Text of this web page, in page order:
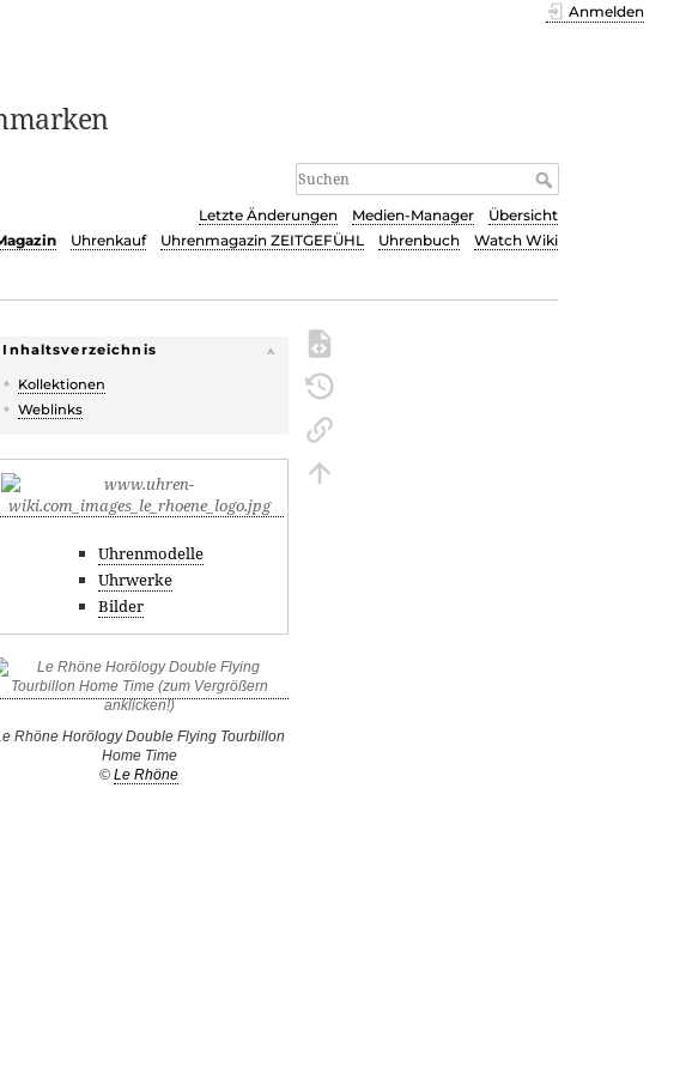
Anmelden
Letzte Änderungen Medien-Manager
Übersicht
Uhrenkauf Uhrenmagazin ZEITGEFÜHL Uhrenbuch Watch Wiki
Inhaltsverzeichnis
Kollektionen
Weblinks
Uhrenmodelle
Uhrwerke
Bilder
Rhöne Horölogy Double Flying Tourbillon
Home Time
© Le Rhöne